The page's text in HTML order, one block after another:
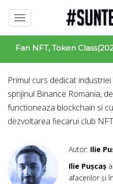
Fan NFT, Token
Primul curs dedicat
sprijinul Binance Romania,
functioneaza blockchain si
dezvoltarea fiecarui club
Autor: Ilie
Ilie Pușcaș
afacerilor și